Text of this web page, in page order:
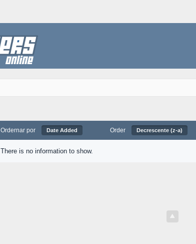
Ordernar por Date Added Order Decrescente (z-a)
There is no information to show.